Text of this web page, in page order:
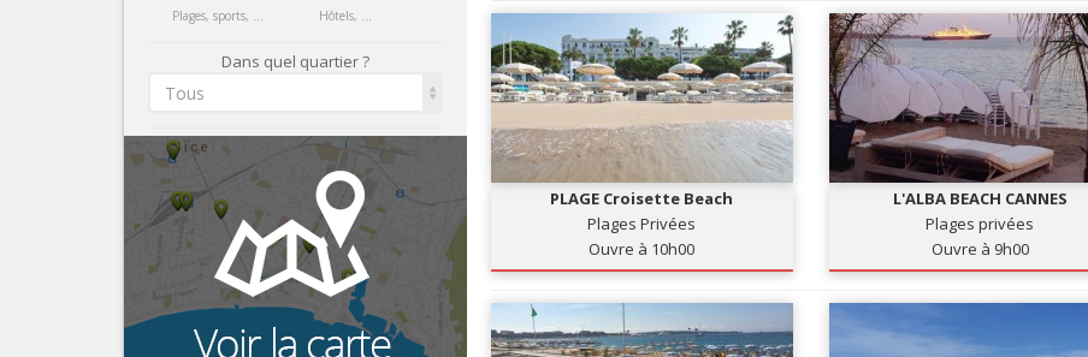
Plages, sports, ... Hôtels, ...
Dans quel quartier ?
Tous
PLAGE Croisette Beach
Plages Privées
Ouvre à 10h00
L'ALBA BEACH CANNES
Plages privées
Ouvre à 9h00